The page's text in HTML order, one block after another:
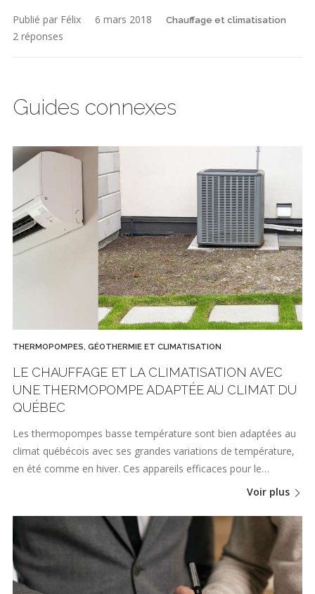
Publié par Félix 6 mars 2018 Chauffage et climatisation
2 réponses
Guides connexes
THERMOPOMPES, GÉOTHERMIE ET CLIMATISATION
LE CHAUFFAGE ET LA CLIMATISATION AVEC
UNE THERMOPOMPE ADAPTÉE AU CLIMAT DU
QUÉBEC
Les thermopompes basse température sont bien adaptées au
climat québécois avec ses grandes variations de température,
en été comme en hiver. Ces appareils efficaces pour le…
Voir plus